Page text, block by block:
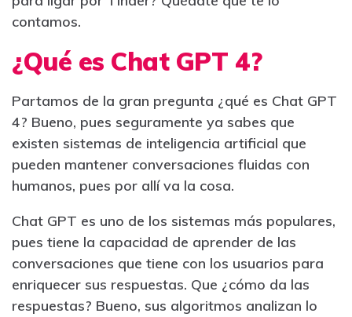
contamos.
¿Qué es Chat GPT 4?
Partamos de la gran pregunta ¿qué es Chat GPT
4? Bueno, pues seguramente ya sabes que
existen sistemas de inteligencia artificial que
pueden mantener conversaciones fluidas con
humanos, pues por allí va la cosa.
Chat GPT es uno de los sistemas más populares,
pues tiene la capacidad de aprender de las
conversaciones que tiene con los usuarios para
enriquecer sus respuestas. Que ¿cómo da las
respuestas? Bueno, sus algoritmos analizan lo